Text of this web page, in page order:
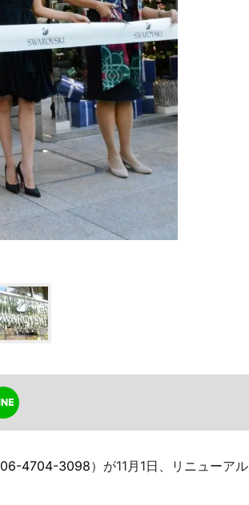
06-4704-3098）が11月1日、リニューアル